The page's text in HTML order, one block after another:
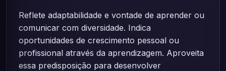
Reflete adaptabilidade e vontade de aprender ou
comunicar com diversidade. Indica
oportunidades de crescimento pessoal ou
profissional através da aprendizagem. Aproveita
essa predisposição para desenvolver